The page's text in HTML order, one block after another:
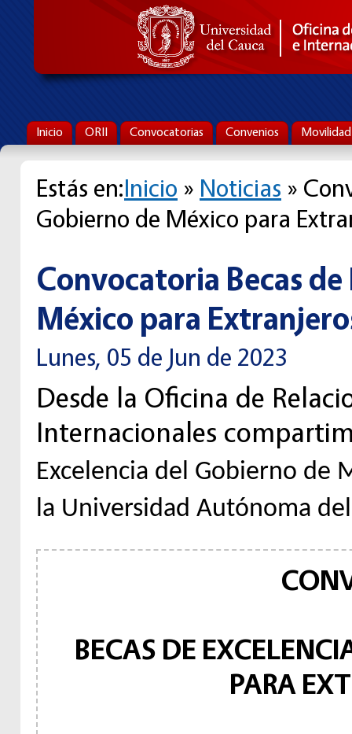
Inicio ORII Convocatorias Convenios Movilidad
Estás en:Inicio » Noticias »
Gobierno de México para
Convocatoria Becas
México para
Lunes, 05 de Jun de 2023
Desde la Oficina de
Internacionales
Excelencia del Gobierno de
la Universidad Autónoma
BECAS DE
PARA